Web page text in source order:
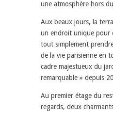
une atmosphère hors
Aux beaux jours, la
un endroit unique pour
tout simplement
de la vie parisienne en
cadre majestueux du
remarquable » depuis
Au premier étage du
regards, deux